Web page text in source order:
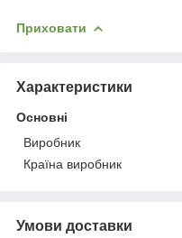
Приховати
Характеристики
Основні
Виробник
Країна виробник
Умови доставки